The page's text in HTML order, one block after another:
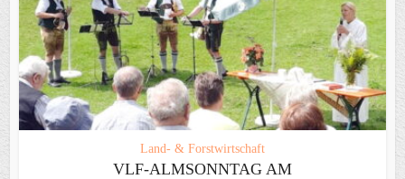
Land- & Forstwirtschaft
VLF-ALMSONNTAG AM